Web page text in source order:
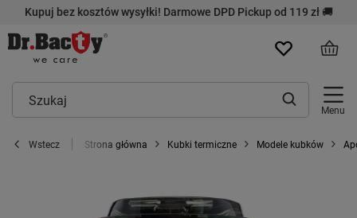
Kupuj bez kosztów wysyłki! Darmowe DPD Pickup od 119 zł 🚚
Menu
Wstecz Strona główna Kubki termiczne Modele kubków